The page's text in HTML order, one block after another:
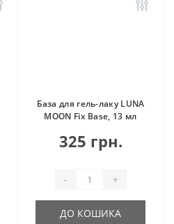
База для гель-лаку LUNA
MOON Fix Base, 13 мл
325 грн.
- +
ДО КОШИКА